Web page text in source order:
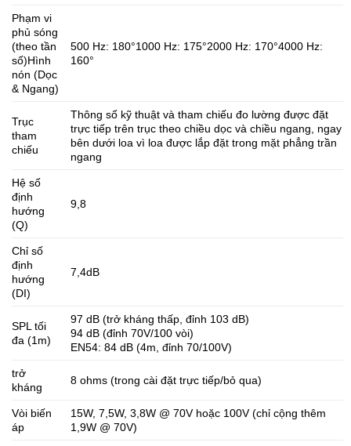
Phạm vi
phủ sóng
(theo tần
số)Hình
nón (Dọc
& Ngang)
500 Hz: 180°1000 Hz: 175°2000 Hz: 170°4000 Hz:
160°
Trục
tham
chiếu
Thông số kỹ thuật và tham chiếu đo lường được đặt
trực tiếp trên trục theo chiều dọc và chiều ngang, ngay
bên dưới loa vì loa được lắp đặt trong mặt phẳng trần
ngang
Hệ số
định
hướng
(Q)
9,8
Chỉ số
định
hướng
(DI)
7,4dB
SPL tối
đa (1m)
97 dB (trở kháng thấp, đỉnh 103 dB)
94 dB (đỉnh 70V/100 vòi)
EN54: 84 dB (4m, đỉnh 70/100V)
trở
kháng
8 ohms (trong cài đặt trực tiếp/bỏ qua)
Vòi biến
áp
15W, 7,5W, 3,8W @ 70V hoặc 100V (chỉ cộng thêm
1,9W @ 70V)